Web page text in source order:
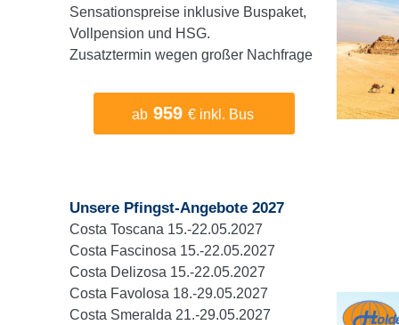
Sensationspreise inklusive Buspaket,
Vollpension und HSG.
Zusatztermin wegen großer Nachfrage
ab959 € inkl. Bus
Unsere Pfingst-Angebote 2027
Costa Toscana 15.-22.05.2027
Costa Fascinosa 15.-22.05.2027
Costa Delizosa 15.-22.05.2027
Costa Favolosa 18.-29.05.2027
Costa Smeralda 21.-29.05.2027